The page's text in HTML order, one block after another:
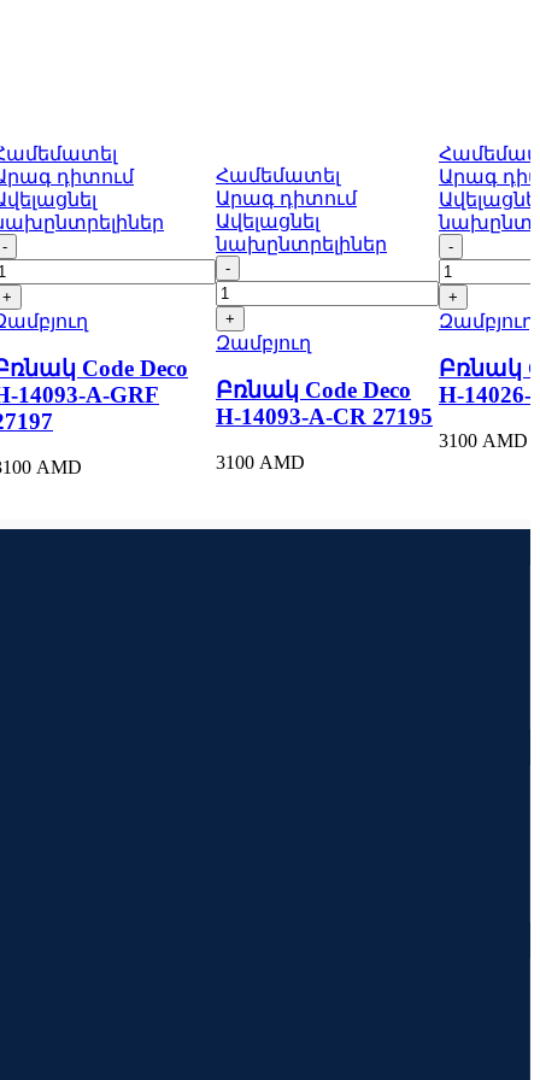
դիտում
Բռնակ
Code
Deco
H-
14093-
A-
GRF
27197
quantity
Code Deco
14093-A-GRF
AMD
Համեմատել
Արագ դիտում
Ավելացնել
նախընտրելիներ
Բռնակ
Code
Deco
H-
14093-
A-
CR
27195
Զամբյուղ
Բռնակ Code Deco
H-14093-A-CR 27195
3100 AMD
Արագ
Բռնակ
Code
Deco
H-
14026-
A-
AB
27184
Զամբյուղ
Բռնակ
H-14026-
3100 AMD